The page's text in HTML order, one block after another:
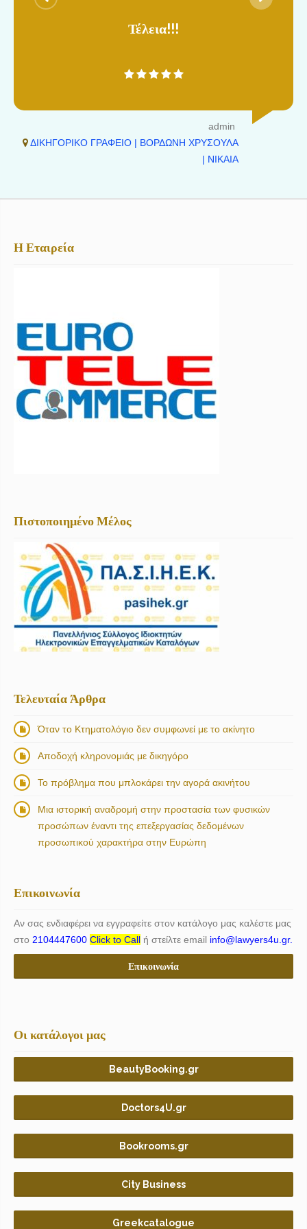
Τέλεια!!!
admin
ΔΙΚΗΓΟΡΙΚΟ ΓΡΑΦΕΙΟ | ΒΟΡΔΩΝΗ ΧΡΥΣΟΥΛΑ
| ΝΙΚΑΙΑ
Η Εταιρεία
Πιστοποιημένο Μέλος
Τελευταία Άρθρα
Όταν το Κτηματολόγιο δεν συμφωνεί με το ακίνητο
Αποδοχή κληρονομιάς με δικηγόρο
Το πρόβλημα που μπλοκάρει την αγορά ακινήτου
Μια ιστορική αναδρομή στην προστασία των φυσικών
προσώπων έναντι της επεξεργασίας δεδομένων
προσωπικού χαρακτήρα στην Ευρώπη
Επικοινωνία
Αν σας ενδιαφέρει να εγγραφείτε στον κατάλογο μας καλέστε μας
στο 2104447600 Click to Call ή στείλτε email info@lawyers4u.gr.
Επικοινωνία
Οι κατάλογοι μας
BeautyBooking.gr
Doctors4U.gr
Bookrooms.gr
City Business
Greekcatalogue